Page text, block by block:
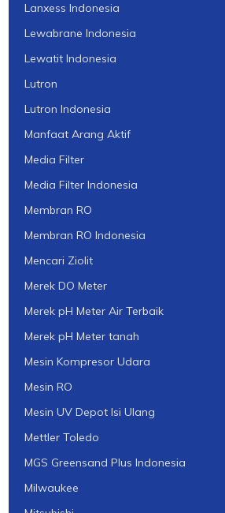
Lanxess Indonesia
Lewabrane Indonesia
Lewatit Indonesia
Lutron
Lutron Indonesia
Manfaat Arang Aktif
Media Filter
Media Filter Indonesia
Membran RO
Membran RO Indonesia
Mencari Ziolit
Merek DO Meter
Merek pH Meter Air Terbaik
Merek pH Meter tanah
Mesin Kompresor Udara
Mesin RO
Mesin UV Depot Isi Ulang
Mettler Toledo
MGS Greensand Plus Indonesia
Milwaukee